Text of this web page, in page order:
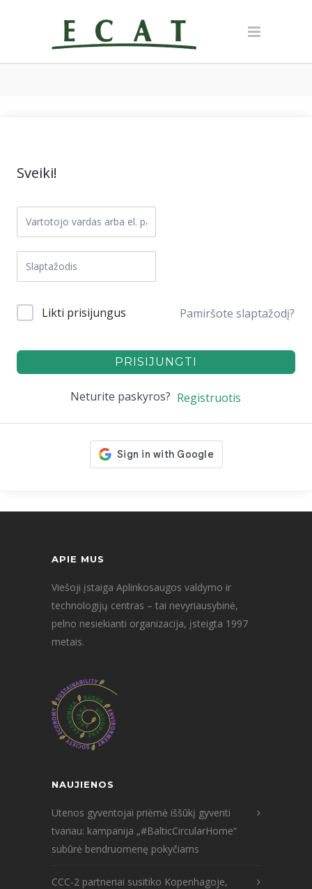
Sveiki!
Likti prisijungus Pamiršote slaptažodį?
PRISIJUNGTI
Neturite paskyros? Registruotis
APIE MUS
Viešoji įstaiga Aplinkosaugos valdymo ir
technologijų centras – tai nevyriausybinė,
pelno nesiekianti organizacija, įsteigta 1997
metais.
NAUJIENOS
Utenos gyventojai priėmė iššūkį gyventi
tvariau: kampanija „#BalticCircularHome“
subūrė bendruomenę pokyčiams
CCC-2 partneriai susitiko Kopenhagoje,